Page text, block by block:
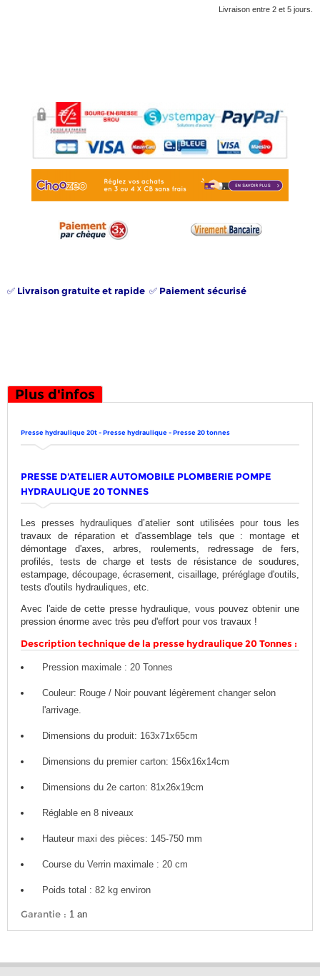
Livraison entre 2 et 5 jours.
✅ Livraison gratuite et rapide ✅ Paiement sécurisé
Plus d'infos
Presse hydraulique 20t - Presse hydraulique - Presse 20 tonnes
PRESSE D'ATELIER AUTOMOBILE PLOMBERIE POMPE
HYDRAULIQUE 20 TONNES
Les presses hydrauliques d’atelier sont utilisées pour tous les
travaux de réparation et d'assemblage tels que : montage et
démontage d'axes, arbres, roulements, redressage de fers,
profilés, tests de charge et tests de résistance de soudures,
estampage, découpage, écrasement, cisaillage, préréglage d'outils,
tests d'outils hydrauliques, etc.
Avec l'aide de cette presse hydraulique, vous pouvez obtenir une
pression énorme avec très peu d'effort pour vos travaux !
Description technique de la presse hydraulique 20 Tonnes :
Pression maximale : 20 Tonnes
Couleur: Rouge / Noir pouvant légèrement changer selon
l'arrivage.
Dimensions du produit: 163x71x65cm
Dimensions du premier carton: 156x16x14cm
Dimensions du 2e carton: 81x26x19cm
Réglable en 8 niveaux
Hauteur maxi des pièces: 145-750 mm
Course du Verrin maximale : 20 cm
Poids total : 82 kg environ
Garantie : 1 an